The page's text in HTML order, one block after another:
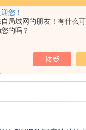
您！
局域网的朋友！有什么
的吗？
ALL 等
养（贴壁＋悬浮）及